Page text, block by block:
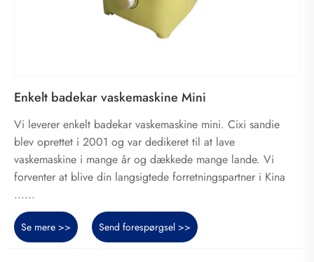
Enkelt badekar vaskemaskine Mini
Vi leverer enkelt badekar vaskemaskine mini. Cixi sandie
blev oprettet i 2001 og var dedikeret til at lave
vaskemaskine i mange år og dækkede mange lande. Vi
forventer at blive din langsigtede forretningspartner i Kina
......
Se mere >> Send forespørgsel >>